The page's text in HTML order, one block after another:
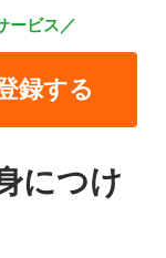
ービス／
録する
につけ